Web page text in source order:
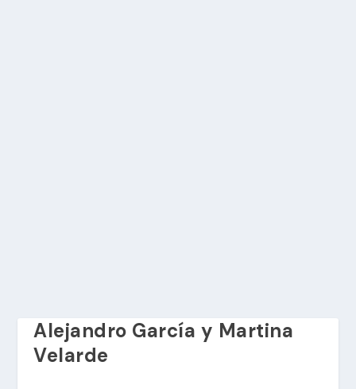
Alejandro García y Martina
Velarde